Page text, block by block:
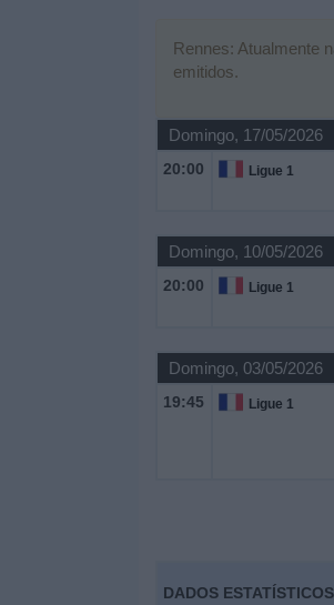
Rennes: Atualmente
emitidos.
Domingo, 17/05/2026
20:00 Ligue 1
Domingo, 10/05/2026
20:00 Ligue 1
Domingo, 03/05/2026
19:45 Ligue 1
DADOS